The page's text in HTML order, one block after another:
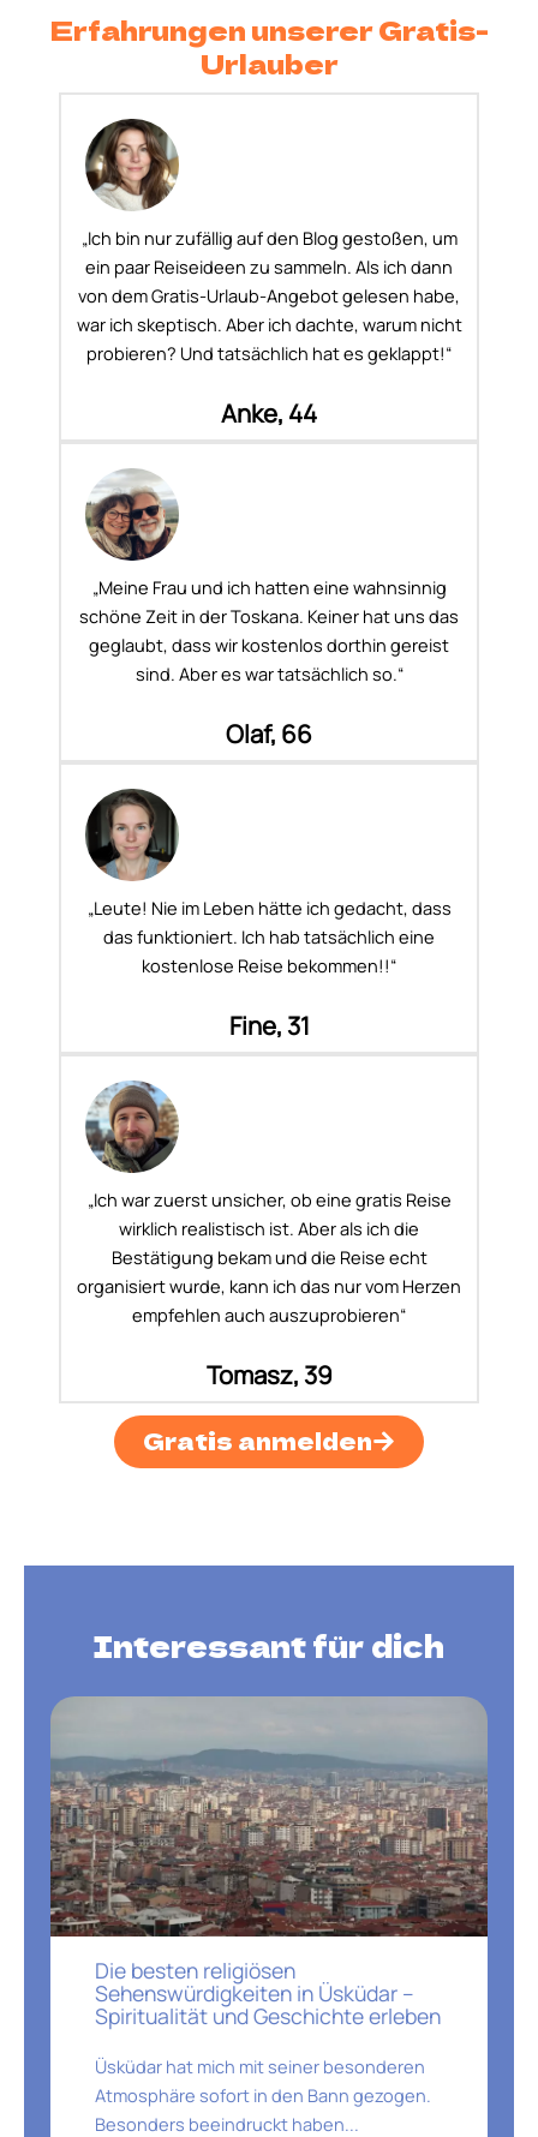
Erfahrungen unserer Gratis-
Urlauber
„Ich bin nur zufällig auf den Blog gestoßen, um
ein paar Reiseideen zu sammeln. Als ich dann
von dem Gratis-Urlaub-Angebot gelesen habe,
war ich skeptisch. Aber ich dachte, warum nicht
probieren? Und tatsächlich hat es geklappt!“
Anke, 44
„Meine Frau und ich hatten eine wahnsinnig
schöne Zeit in der Toskana. Keiner hat uns das
geglaubt, dass wir kostenlos dorthin gereist
sind. Aber es war tatsächlich so.“
Olaf, 66
„Leute! Nie im Leben hätte ich gedacht, dass
das funktioniert. Ich hab tatsächlich eine
kostenlose Reise bekommen!!“
Fine, 31
„Ich war zuerst unsicher, ob eine gratis Reise
wirklich realistisch ist. Aber als ich die
Bestätigung bekam und die Reise echt
organisiert wurde, kann ich das nur vom Herzen
empfehlen auch auszuprobieren“
Tomasz, 39
Gratis anmelden
Interessant für dich
Die besten religiösen
Sehenswürdigkeiten in Üsküdar –
Spiritualität und Geschichte erleben
Üsküdar hat mich mit seiner besonderen
Atmosphäre sofort in den Bann gezogen.
Besonders beeindruckt haben...